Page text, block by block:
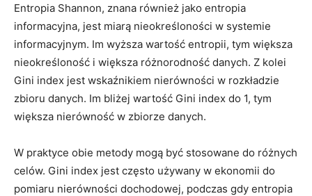
Entropia Shannon, znana również jako entropia
informacyjna, jest miarą nieokreśloności w systemie
informacyjnym. Im⁣ wyższa wartość entropii, tym większa
nieokreśloność i większa różnorodność danych. Z kolei
Gini ⁤index ‌jest wskaźnikiem nierówności w rozkładzie
zbioru danych. Im bliżej wartość Gini index do 1, tym
większa nierówność w zbiorze danych.
W praktyce⁢ obie metody mogą być stosowane do różnych
celów. ‍Gini index jest często używany w ekonomii do
pomiaru nierówności dochodowej, podczas gdy entropia